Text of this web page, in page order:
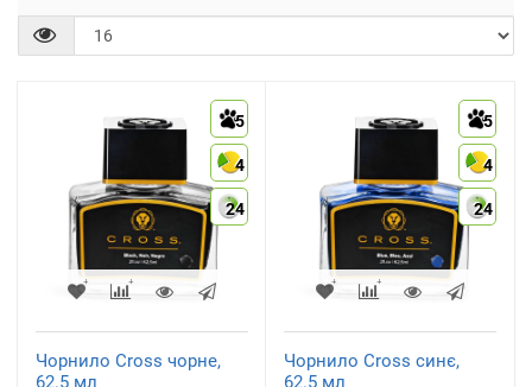
Ручки ролер
(3) (4)
Стрижні ролери
(1)
Стилуси та аксесуари
(1)
5
4
24
Чорнило Cross чорне,
62.5 мл
5
4
24
Чорнило Cross синє,
62.5 мл